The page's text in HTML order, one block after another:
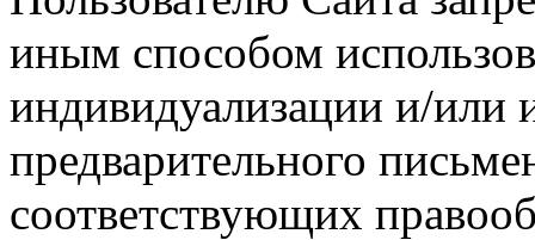
иным способом
индивидуализации и/или
предварительного
соответствующих